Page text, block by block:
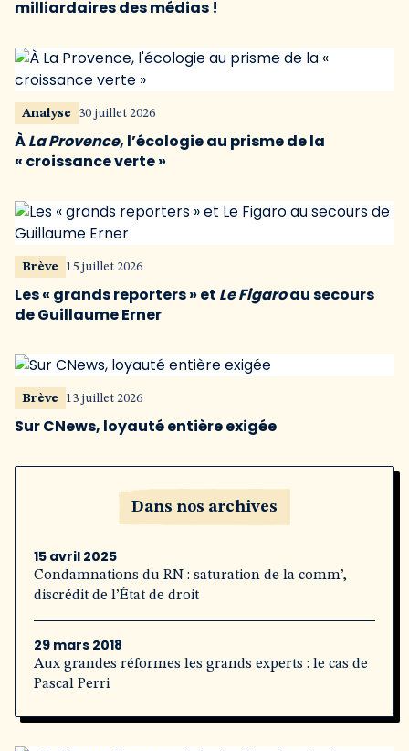
milliardaires des médias !
Analyse 30 juillet 2026
ÀLa Provence, l’écologie au prisme de la
« croissance verte »
Brève 15 juillet 2026
Les « grands reporters » et Le Figaroau secours
de Guillaume Erner
Brève 13 juillet 2026
Sur CNews, loyauté entière exigée
Dans nos archives
15 avril 2025
Condamnations du RN : saturation de la comm’,
discrédit de l’État de droit
29 mars 2018
Aux grandes réformes les grands experts : le cas de
Pascal Perri